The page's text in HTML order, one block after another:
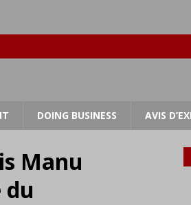
DOING BUSINESS AVIS
Manu
du